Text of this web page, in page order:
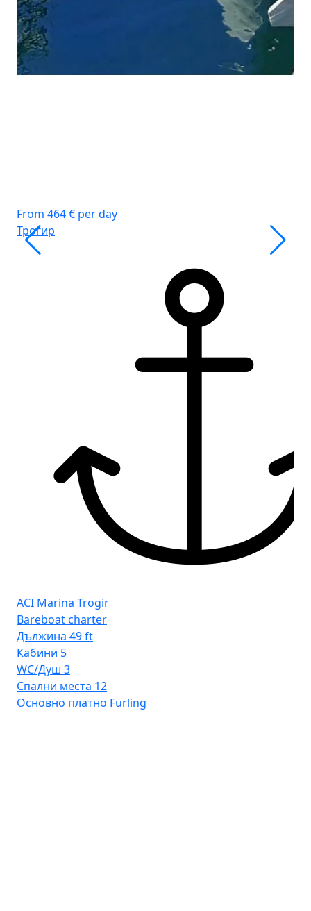
From 464 € per day
Трогир
ACI Marina Trogir
Bareboat charter
Дължина 49 ft
Кабини 5
WC/Душ 3
Спални места 12
Основно платно Furling